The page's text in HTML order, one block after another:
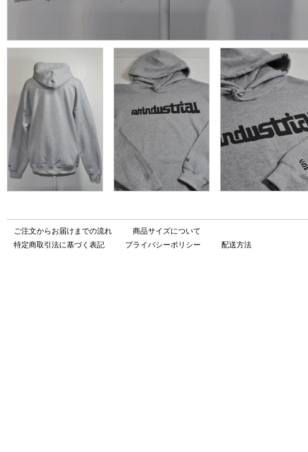
ご注文からお届けまでの流れ
商品サイズについて
特定商取引法に基づく表記
プライバシーポリシー 配送方法